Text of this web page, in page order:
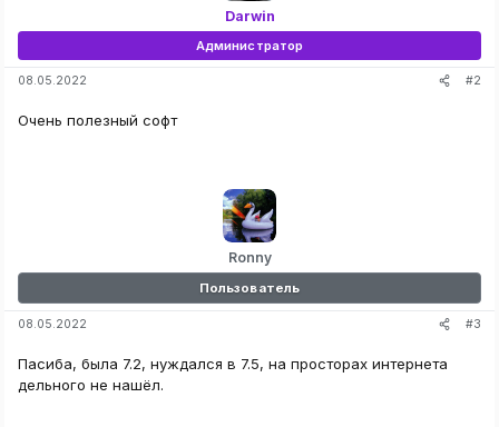
Darwin
Администратор
08.05.2022 #2
Очень полезный софт
Ronny
Пользователь
08.05.2022 #3
Пасиба, была 7.2, нуждался в 7.5, на просторах интернета
дельного не нашёл.